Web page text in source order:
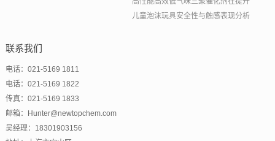
儿童泡沫玩具安全性与触感表现分析
联系我们
电话：021-5169 1811
电话：021-5169 1822
传真：021-5169 1833
邮箱：Hunter@newtopchem.com
吴经理：18301903156